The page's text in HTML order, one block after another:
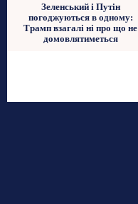
Зеленський і Путін
погоджуються в одному:
Трамп взагалі ні про що не
домовлятиметься